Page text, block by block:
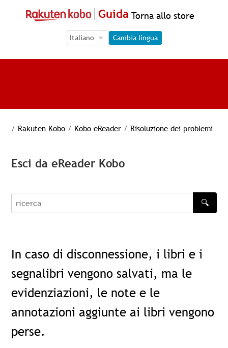
Guida Torna allo store
Language Selection
Language Selection
Cambia lingua
/ Rakuten Kobo / Kobo eReader / Risoluzione dei problemi
Esci da eReader Kobo
recherche
🔍
In caso di disconnessione, i libri e i
segnalibri vengono salvati, ma le
evidenziazioni, le note e le
annotazioni aggiunte ai libri vengono
perse.